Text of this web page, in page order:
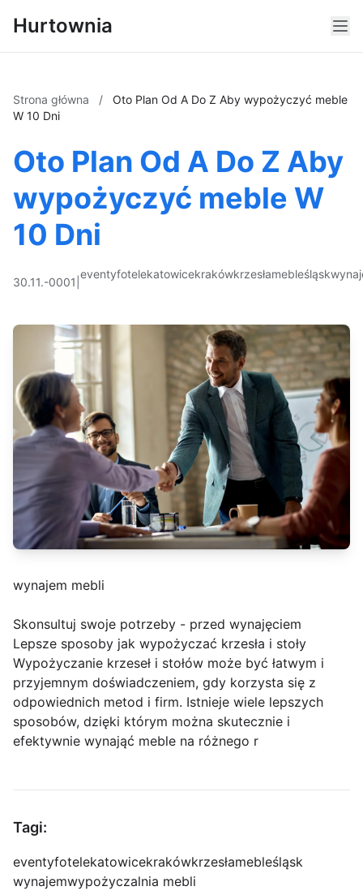
Hurtownia
Strona główna /
Oto Plan Od A Do Z Aby wypożyczyć meble
W 10 Dni
Oto Plan Od A Do Z Aby
wypożyczyć meble W
10 Dni
30.11.-0001
eventyfotelekatowicekrakówkrzesłamebleśląsk
wynajem mebli
Skonsultuj swoje potrzeby - przed wynajęciem
Lepsze sposoby jak wypożyczać krzesła i stoły
Wypożyczanie krzeseł i stołów może być łatwym i
przyjemnym doświadczeniem, gdy korzysta się z
odpowiednich metod i firm. Istnieje wiele lepszych
sposobów, dzięki którym można skutecznie i
efektywnie wynająć meble na różnego r
Tagi:
eventyfotelekatowicekrakówkrzesłamebleśląsk
wynajemwypożyczalnia mebli